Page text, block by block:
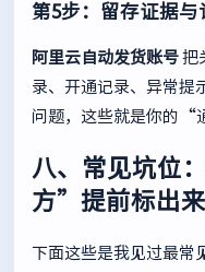
第5步：留存证据与
阿里云自动发货账号 把
录、开通记录、异常提
问题，这些就是你的“
八、常见坑位
方”提前标出来
下面这些是我见过最常